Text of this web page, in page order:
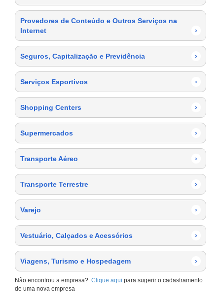
Provedores de Conteúdo e Outros Serviços na
Internet
›
Seguros, Capitalização e Previdência ›
Serviços Esportivos ›
Shopping Centers ›
Supermercados ›
Transporte Aéreo ›
Transporte Terrestre ›
Varejo ›
Vestuário, Calçados e Acessórios ›
Viagens, Turismo e Hospedagem ›
Não encontrou a empresa? Clique aqui para sugerir o cadastramento
de uma nova empresa